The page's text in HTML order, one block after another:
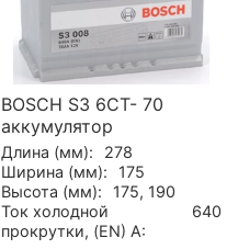
BOSCH S3 6CT- 70
аккумулятор
Длина (мм):
278
Ширина (мм):
175
Высота (мм):
175, 190
Ток холодной
прокрутки, (EN) А:
640